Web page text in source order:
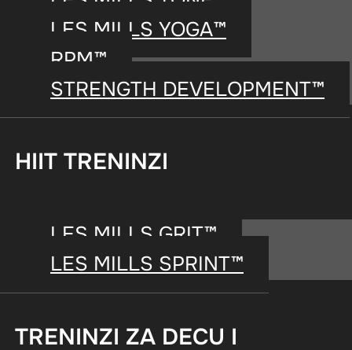
LES MILLS YOGA™
RPM™
STRENGTH DEVELOPMENT™
HIIT TRENINZI
LES MILLS GRIT™
LES MILLS SPRINT™
TRENINZI ZA DECU I
Ebook: MVPs – nova